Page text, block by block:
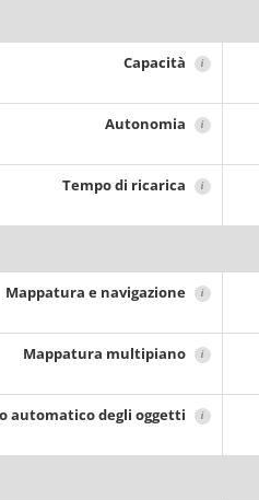
Capacità i
Autonomia i
Tempo di ricarica i
Mappatura e navigazione i
Mappatura multipiano i
automatico degli oggetti i